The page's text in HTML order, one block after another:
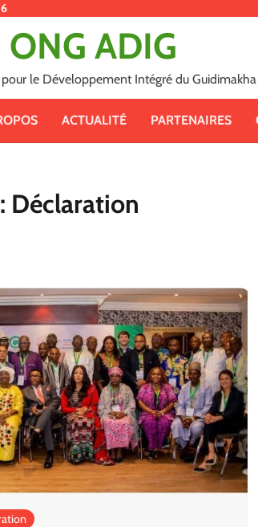
ONG ADIG
pour le Développement Intégré du Guidimakha
ACTUALITÉ PARTENAIRES
Déclaration